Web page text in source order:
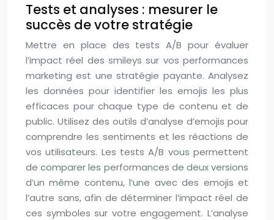
Tests et analyses : mesurer le
succès de votre stratégie
Mettre en place des tests A/B pour évaluer
l’impact réel des smileys sur vos performances
marketing est une stratégie payante. Analysez
les données pour identifier les emojis les plus
efficaces pour chaque type de contenu et de
public. Utilisez des outils d’analyse d’emojis pour
comprendre les sentiments et les réactions de
vos utilisateurs. Les tests A/B vous permettent
de comparer les performances de deux versions
d’un même contenu, l’une avec des emojis et
l’autre sans, afin de déterminer l’impact réel de
ces symboles sur votre engagement. L’analyse